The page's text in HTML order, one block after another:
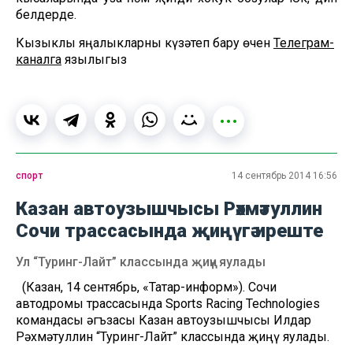
белдерде.
Кызыклы яңалыкларны күзәтеп бару өчен Телеграм-
каналга язылыгыз
спорт 14 сентябрь 2014 16:56
Казан автоузышчысы Рәхмәтуллин
Сочи трассасында җиңүгә иреште
Ул “Туринг-Лайт” классында җиңү яулады
(Казан, 14 сентябрь, «Татар-информ»). Сочи
автодромы трассасында Sports Racing Technologies
командасы әгъзасы Казан автоузышчысы Илдар
Рәхмәтуллин “Туринг-Лайт” классында җиңү яулады.